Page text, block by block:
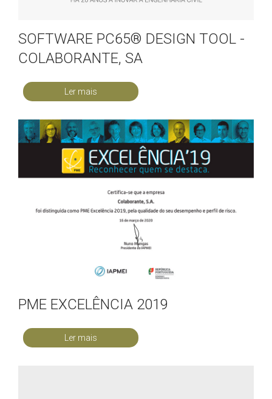
SOFTWARE PC65® DESIGN TOOL -
COLABORANTE, SA
Ler mais
PME EXCELÊNCIA 2019
Ler mais